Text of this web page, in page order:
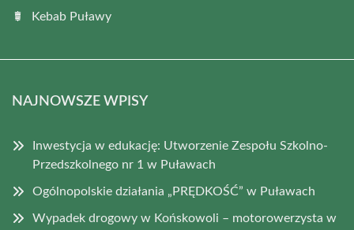
Kebab Puławy
NAJNOWSZE WPISY
Inwestycja w edukację: Utworzenie Zespołu Szkolno-
Przedszkolnego nr 1 w Puławach
Ogólnopolskie działania „PRĘDKOŚĆ” w Puławach
Wypadek drogowy w Końskowoli – motorowerzysta w